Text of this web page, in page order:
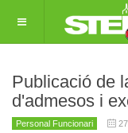
Publicació de
d'admesos i
Personal Funcionari